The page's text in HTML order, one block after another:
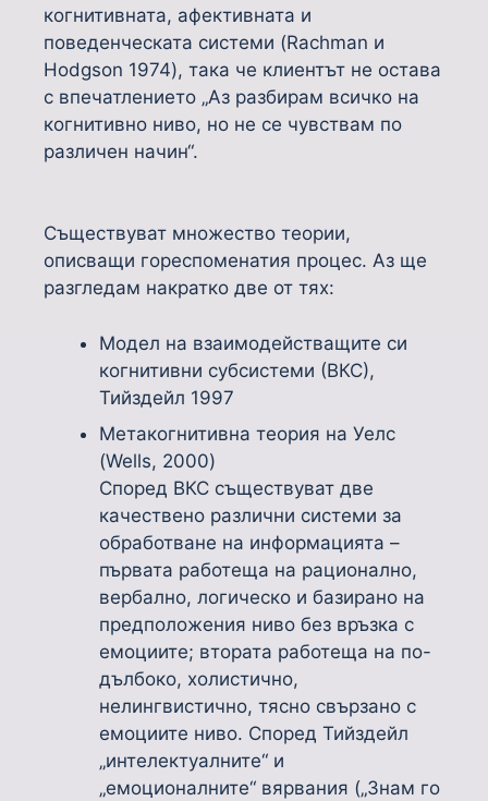
когнитивната, афективната и
поведенческата системи (Rachman и
Hodgson 1974), така че клиентът не остава
с впечатлението „Аз разбирам всичко на
когнитивно ниво, но не се чувствам по
различен начин“.
Съществуват множество теории,
описващи гореспоменатия процес. Аз ще
разгледам накратко две от тях:
Модел на взаимодействащите си
когнитивни субсистеми (ВКС),
Тийздейл 1997
Метакогнитивна теория на Уелс
(Wells, 2000)
Според ВКС съществуват две
качествено различни системи за
обработване на информацията –
първата работеща на рационално,
вербално, логическо и базирано на
предположения ниво без връзка с
емоциите; втората работеща на по-
дълбоко, холистично,
нелингвистично, тясно свързано с
емоциите ниво. Според Тийздейл
„интелектуалните“ и
„емоционалните“ вярвания („Знам го